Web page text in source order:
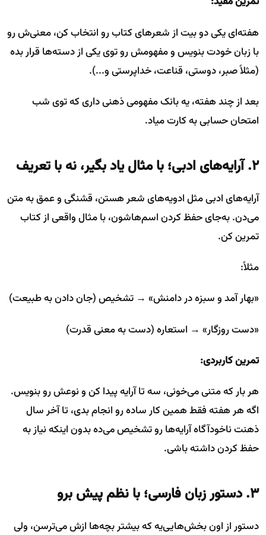
هفته‌ای یکی دو بیت از شعرهای کتاب رو انتخاب کن، معنی‌ش رو
با زبان خودت بنویس و مفهومش رو توی یکی از دسته‌ها قرار بده
(مثلاً صبر، دوستی، قناعت، خداپرستی و...).
بعد از چند هفته، یه بانک مفهومی ذهنی داری که توی شب
امتحان حسابی به کارت میاد.
۲. آرایه‌های ادبی؛ با مثال یاد بگیر، نه با تعریف
آرایه‌های ادبی مثل ادویه‌های شعر هستن، قشنگی و عمق به متن
می‌دن. به‌جای حفظ کردن اسم‌هاشون، با مثال واقعی از کتاب
تمرین کن.
مثلاً:
«بهار آمد و سبزه در دامنش» → تشخیص (جان دادن به طبیعت)
«دست روزگار» → استعاره (دست به معنی قدرت)
تمرین کاربردی:
هر بار که متنی می‌خونی، سه تا آرایه پیدا کن و نوعش رو بنویس.
اگه هر هفته فقط همین کار ساده رو انجام بدی، تا آخر سال
ذهنت ناخودآگاه آرایه‌ها رو تشخیص می‌ده بدون اینکه نیاز به
حفظ کردن داشته باشی.
۳. دستور زبان فارسی؛ با نظم پیش برو
دستور از اون بخش‌هایی‌یه که بیشتر بچه‌ها ازش می‌ترسن، ولی